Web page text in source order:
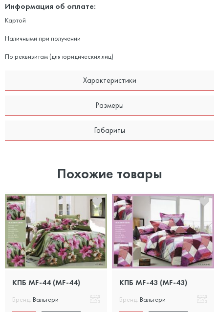
Информация об оплате:
Картой
Наличными при получении
По реквизитам (для юридических лиц)
Характеристики
Размеры
Габариты
Похожие товары
КПБ MF-44 (MF-44)
Бренд: Вальтери
КПБ MF-43 (MF-43)
Бренд: Вальтери